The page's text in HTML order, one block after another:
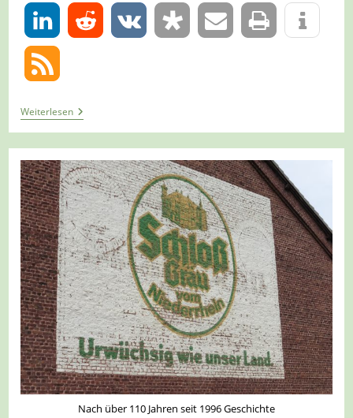
0
WeiterlesenTour
1179
–
Niederkrüchten
–
Gagelmoorpfad
Nach über 110 Jahren seit 1996 Geschichte